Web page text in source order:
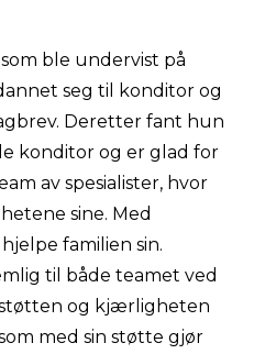
ble undervist på
seg til konditor og
Deretter fant hun
konditor og er glad for
av spesialister, hvor
sine. Med
familien sin.
til både teamet ved
støtten og kjærligheten
med sin støtte gjør